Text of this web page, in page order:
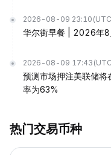
2026-08-09 23:10
华尔街早餐 | 2026年8
2026-08-09 17:43
预测市场押注美联储
率为63%
热门交易币种